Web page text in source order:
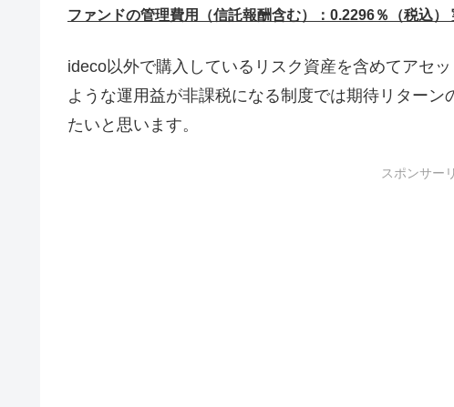
ファンドの管理費用（信託報酬含む）：0.2296％（税込）
ideco以外で購入しているリスク資産を含めてアセ
ような運用益が非課税になる制度では期待リター
たいと思います。
スポンサー